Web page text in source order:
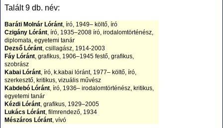
Talált 9 db. név:
Baráti Molnár Lóránt , író, 1949– költő, író
Czigány Lóránt , író, 1935–2008 író, irodalomtörténész,
diplomata, egyetemi tanár
Dezső Lóránt , csillagász, 1914-2003
Fáy Lóránt , grafikus, 1906–1945 festő, grafikus,
szobrász
Kabai Lóránt , író, k.kabai lóránt, 1977– költő, író,
szerkesztő, kritikus, vizuális művész
Kabdebó Lóránt , író, 1936– irodalomtörténész, kritikus,
egyetemi tanár
Kézdi Lóránt , grafikus, 1929–2005
Lukács Lóránt , filmrendező, 1934
Mészáros Lóránt , vívó